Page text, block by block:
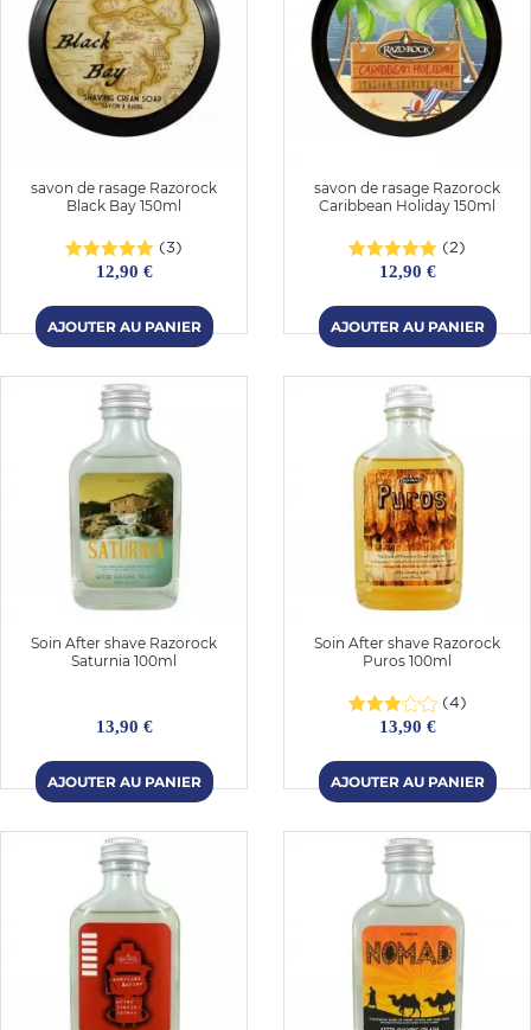
savon de rasage Razorock
Black Bay 150ml
(3)
12,90 €
savon de rasage Razorock
Caribbean Holiday 150ml
(2)
12,90 €
Soin After shave Razorock
Saturnia 100ml
13,90 €
Soin After shave Razorock
Puros 100ml
(4)
13,90 €